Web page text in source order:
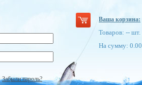
Забыли пароль?
Ваша корзина:
Товаров: -- шт.
На сумму: 0.00